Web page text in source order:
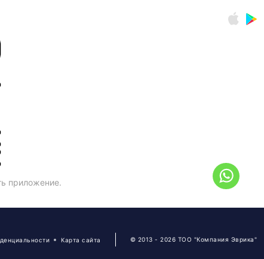
приложение.
Карта сайта © 2013 - 2026 ТОО "Компания Эврика"